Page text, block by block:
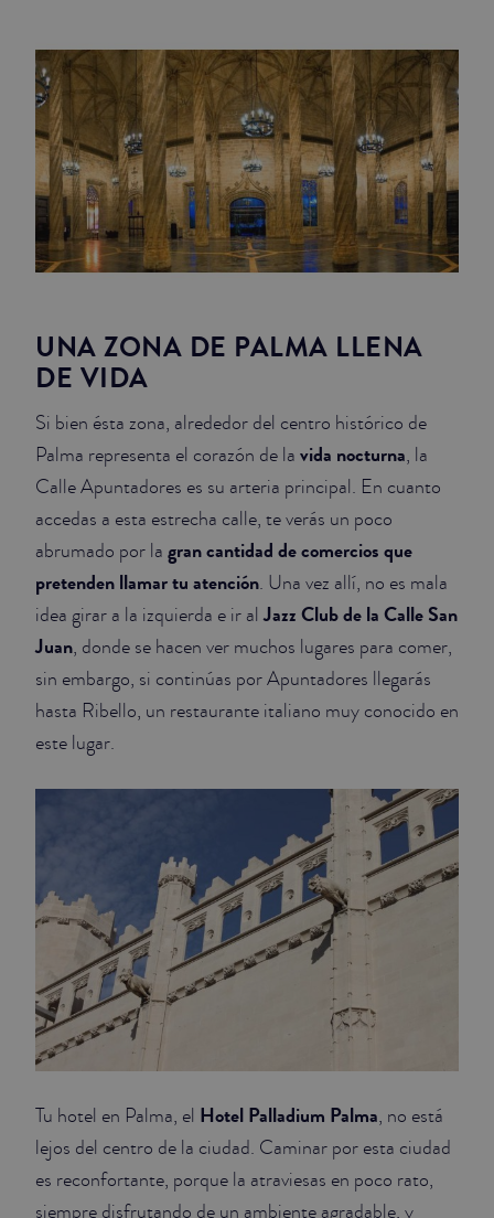
UNA ZONA DE PALMA LLENA
DE VIDA
Si bien ésta zona, alrededor del centro histórico de
Palma representa el corazón de la vida nocturna, la
Calle Apuntadores es su arteria principal. En cuanto
accedas a esta estrecha calle, te verás un poco
abrumado por la gran cantidad de comercios que
pretenden llamar tu atención. Una vez allí, no es mala
idea girar a la izquierda e ir alJazz Club de la Calle San
Juan, donde se hacen ver muchos lugares para comer,
sin embargo, si continúas por Apuntadores llegarás
hasta Ribello, un restaurante italiano muy conocido en
este lugar.
Tu hotel en Palma, el Hotel Palladium Palma, no está
lejos del centro de la ciudad. Caminar por esta ciudad
es reconfortante, porque la atraviesas en poco rato,
siempre disfrutando de un ambiente agradable, y